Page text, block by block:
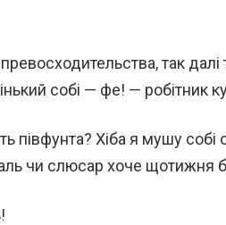
так
собі — фе! — робітник
півфунта? Хіба я мушу
чи слюсар хоче щотижня